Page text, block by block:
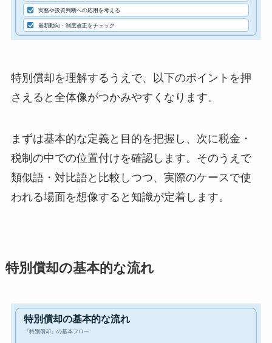
特別償却を理解するうえで、以下のポイントを押
さえると全体像がつかみやすくなります。
まずは基本的な定義と目的を把握し、次に税金・
税制の中での位置付けを確認します。そのうえで
類似語・対比語と比較しつつ、実際のケースで使
われる場面を想像すると知識が定着します。
特別償却の基本的な流れ